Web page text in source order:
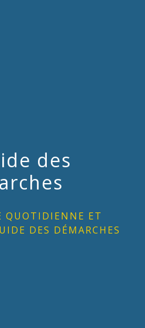
des
QUOTIDIENNE ET
DES DÉMARCHES